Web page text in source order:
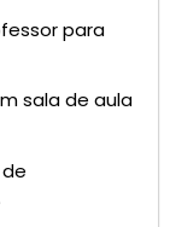
para
sala de aula